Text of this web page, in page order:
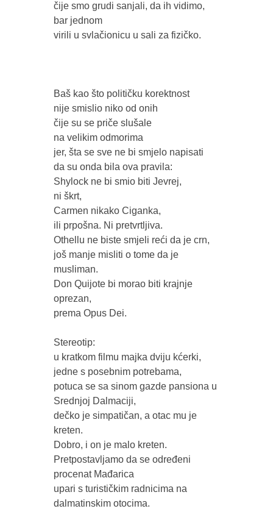
čije smo grudi sanjali, da ih vidimo,
bar jednom
virili u svlačionicu u sali za fizičko.
Baš kao što političku korektnost
nije smislio niko od onih
čije su se priče slušale
na velikim odmorima
jer, šta se sve ne bi smjelo napisati
da su onda bila ova pravila:
Shylock ne bi smio biti Jevrej,
ni škrt,
Carmen nikako Ciganka,
ili prpošna. Ni pretvrtljiva.
Othellu ne biste smjeli reći da je crn,
još manje misliti o tome da je
musliman.
Don Quijote bi morao biti krajnje
oprezan,
prema Opus Dei.
Stereotip:
u kratkom filmu majka dviju kćerki,
jedne s posebnim potrebama,
potuca se sa sinom gazde pansiona u
Srednjoj Dalmaciji,
dečko je simpatičan, a otac mu je
kreten.
Dobro, i on je malo kreten.
Pretpostavljamo da se određeni
procenat Mađarica
upari s turističkim radnicima na
dalmatinskim otocima.